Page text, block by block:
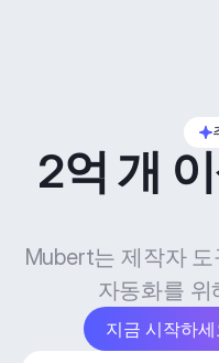
2억 개
Mubert는 제작자 도
자동화를 위
지금 시작하세